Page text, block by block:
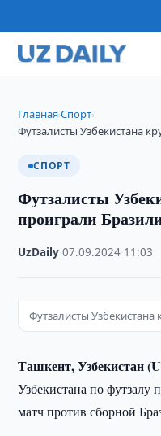
Главная›Спорт›
Футзалисты Узбекистана
СПОРТ
Футзалисты
проиграли
UzDaily ·07.09.2024 11:03
Футзалисты
Ташкент, Узбекистан
Узбекистана по футзалу
матч против сборной